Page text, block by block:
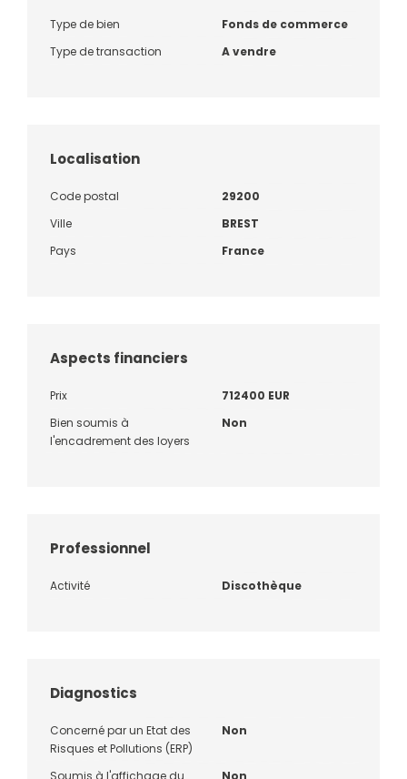
Type de bien
Fonds de commerce
Type de transaction
A vendre
Localisation
Code postal
29200
Ville
BREST
Pays
France
Aspects financiers
Prix
712400 EUR
Bien soumis à
l'encadrement des loyers
Non
Professionnel
Activité Discothèque
Diagnostics
Concerné par un Etat des
Risques et Pollutions (ERP)
Non
Soumis à l'affichage du Non